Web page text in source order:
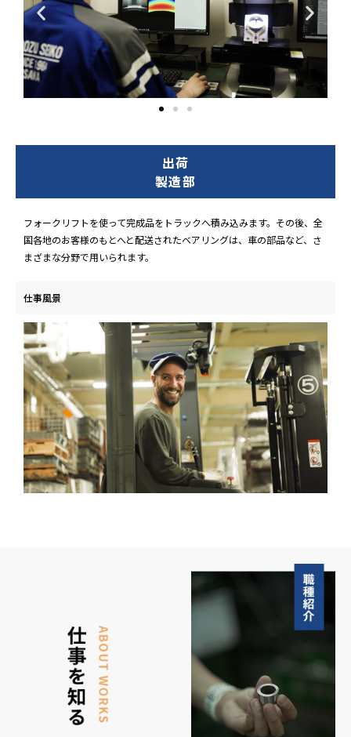
出荷
製造部
フォークリフトを使って完成品をトラックへ積み込みます。その後、全
国各地のお客様のもとへと配送されたベアリングは、車の部品など、さ
まざまな分野で用いられます。
仕事風景